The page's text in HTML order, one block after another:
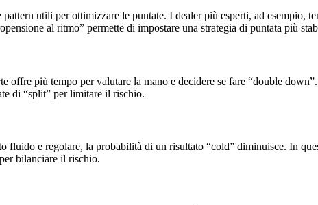
utili per ottimizzare le puntate. I dealer più esperti, ad esempio,
al ritmo” permette di impostare una strategia di puntata più
offre più tempo per valutare la mano e decidere se fare “double
di “split” per limitare il rischio.
fluido e regolare, la probabilità di un risultato “cold” diminuisce. In
bilanciare il rischio.